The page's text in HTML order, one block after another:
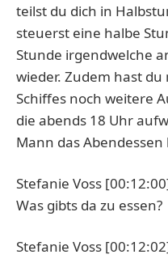
teilst du dich in
steuerst eine halbe
Stunde irgendwelche
wieder. Zudem hast
Schiffes noch weitere
die abends 18 Uhr
Mann das
Stefanie Voss
Was gibts da zu essen?
Stefanie Voss